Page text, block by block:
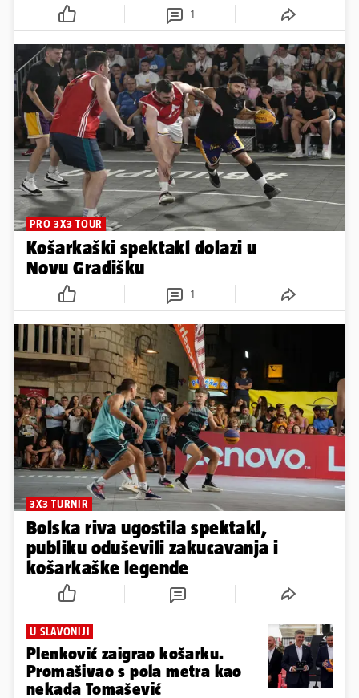
1
PRO 3X3 TOUR
Košarkaški spektakl dolazi u
Novu Gradišku
1
3X3 TURNIR
Bolska riva ugostila spektakl,
publiku oduševili zakucavanja i
košarkaške legende
U SLAVONIJI
Plenković zaigrao košarku.
Promašivao s pola metra kao
nekada Tomašević